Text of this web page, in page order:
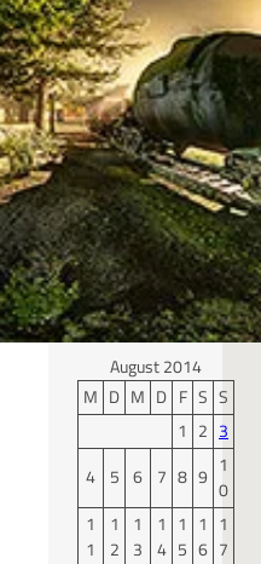
Kategor
ien
KALENDER
August 2014
M D M D F S S
1 2 3
4 5 6 7 8 9 1
0
1
1
1
2
1
3
1
4
1
5
1
6
1
7